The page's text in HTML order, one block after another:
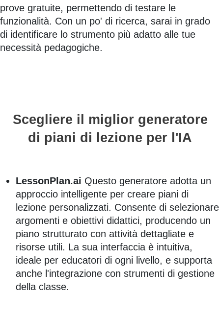
prove gratuite, permettendo di testare le
funzionalità. Con un po' di ricerca, sarai in grado
di identificare lo strumento più adatto alle tue
necessità pedagogiche.
Scegliere il miglior generatore
di piani di lezione per l'IA
LessonPlan.ai Questo generatore adotta un
approccio intelligente per creare piani di
lezione personalizzati. Consente di selezionare
argomenti e obiettivi didattici, producendo un
piano strutturato con attività dettagliate e
risorse utili. La sua interfaccia è intuitiva,
ideale per educatori di ogni livello, e supporta
anche l'integrazione con strumenti di gestione
della classe.